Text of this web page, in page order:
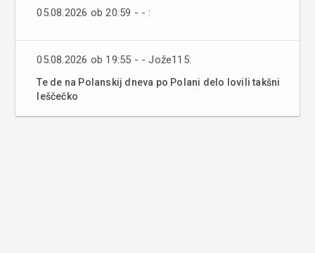
05.08.2026 ob 20:59 - - :
05.08.2026 ob 19:55 - - Jože115:
Te de na Polanskij dneva po Polani delo lovili takšni
leščečko